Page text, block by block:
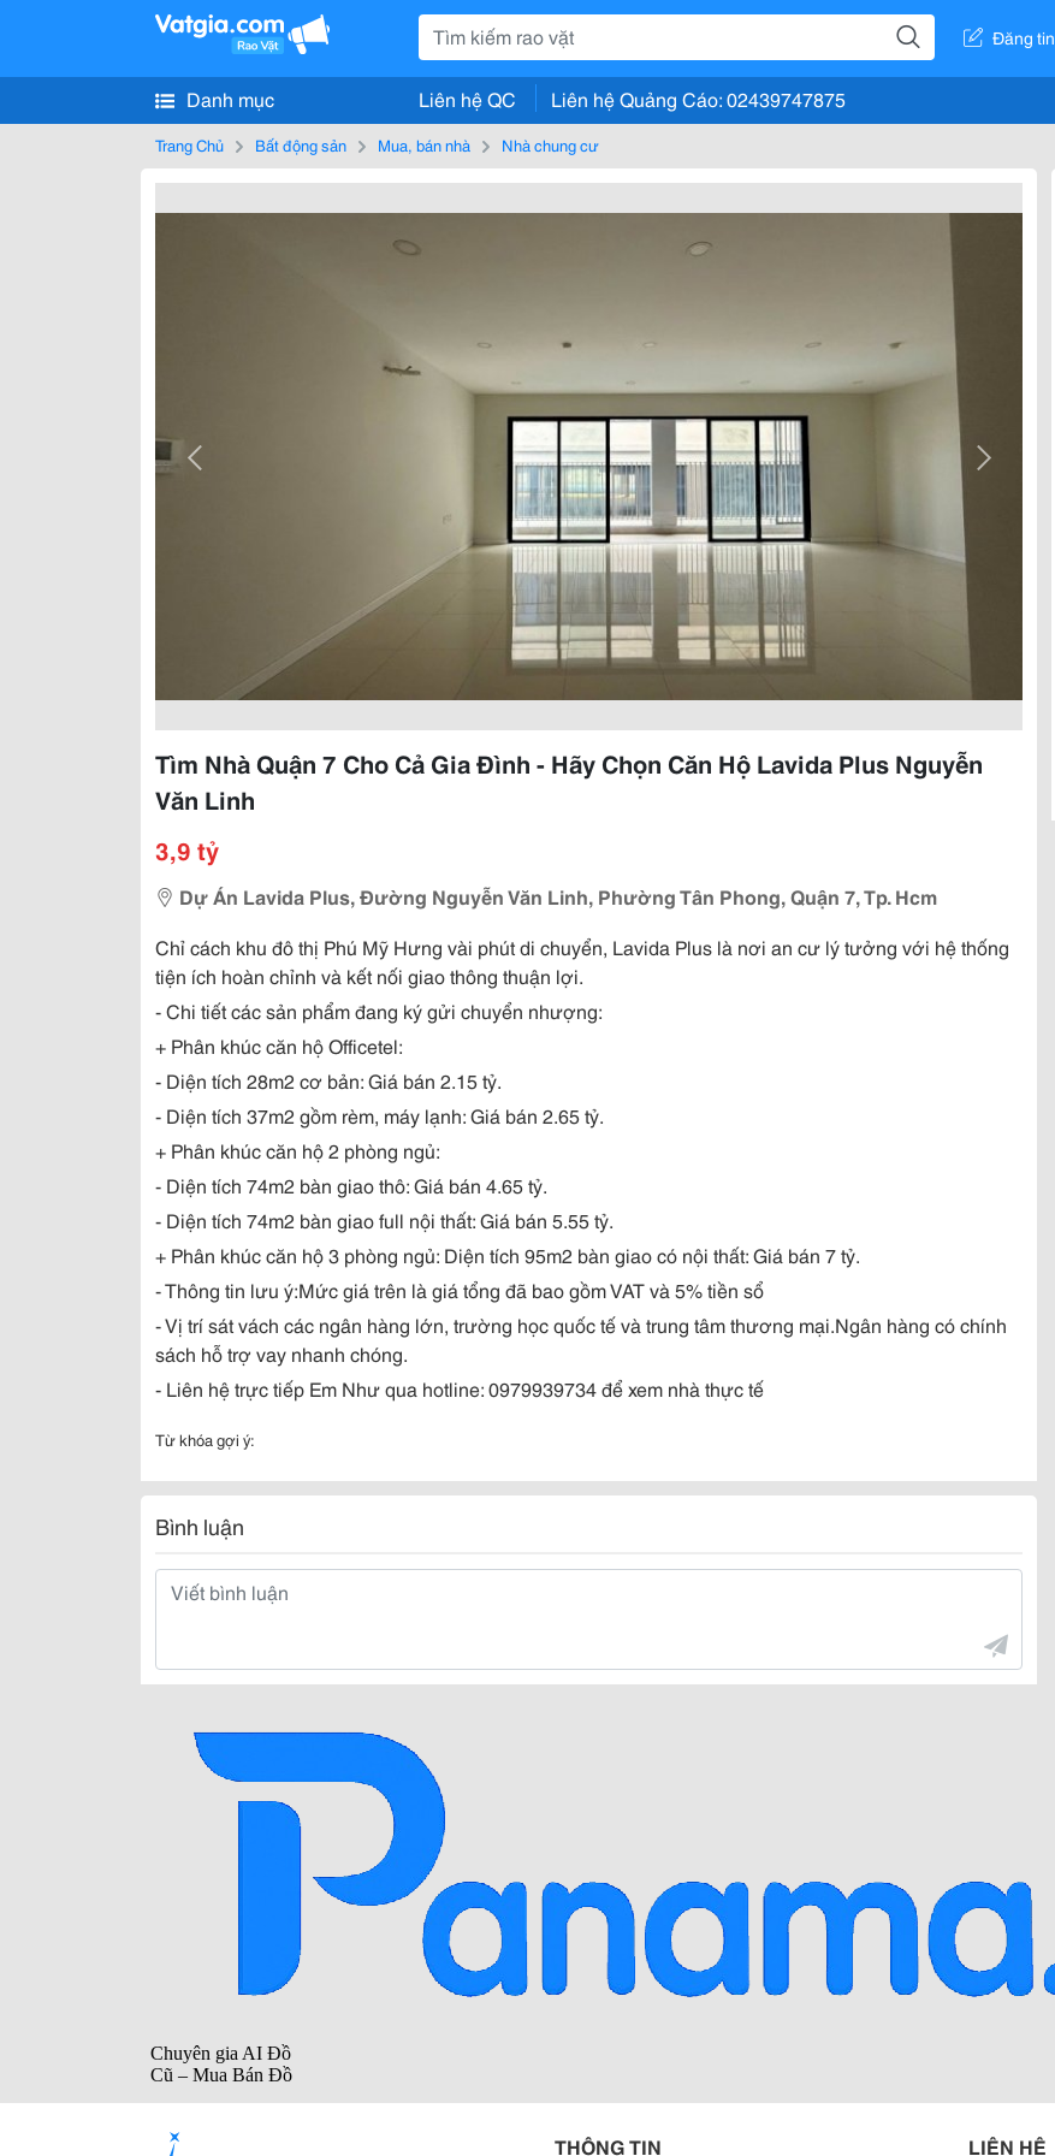
Đăng tin
Danh mục Liên hệ QC Liên hệ Quảng Cáo: 02439747875
Trang Chủ Bất động sản Mua, bán nhà Nhà chung cư
Tìm Nhà Quận 7 Cho Cả Gia Đình - Hãy Chọn Căn Hộ Lavida Plus Nguyễn
Văn Linh
3,9 tỷ
Dự Án Lavida Plus, Đường Nguyễn Văn Linh, Phường Tân Phong, Quận 7, Tp. Hcm
Chỉ cách khu đô thị Phú Mỹ Hưng vài phút di chuyển, Lavida Plus là nơi an cư lý tưởng với hệ thống
tiện ích hoàn chỉnh và kết nối giao thông thuận lợi.
- Chi tiết các sản phẩm đang ký gửi chuyển nhượng:
+ Phân khúc căn hộ Officetel:
- Diện tích 28m2 cơ bản: Giá bán 2.15 tỷ.
- Diện tích 37m2 gồm rèm, máy lạnh: Giá bán 2.65 tỷ.
+ Phân khúc căn hộ 2 phòng ngủ:
- Diện tích 74m2 bàn giao thô: Giá bán 4.65 tỷ.
- Diện tích 74m2 bàn giao full nội thất: Giá bán 5.55 tỷ.
+ Phân khúc căn hộ 3 phòng ngủ: Diện tích 95m2 bàn giao có nội thất: Giá bán 7 tỷ.
- Thông tin lưu ý:Mức giá trên là giá tổng đã bao gồm VAT và 5% tiền sổ
- Vị trí sát vách các ngân hàng lớn, trường học quốc tế và trung tâm thương mại.Ngân hàng có chính
sách hỗ trợ vay nhanh chóng.
- Liên hệ trực tiếp Em Như qua hotline: 0979939734 để xem nhà thực tế
Từ khóa gợi ý:
Bình luận
THÔNG TIN LIÊN HỆ